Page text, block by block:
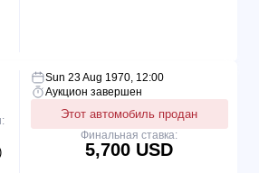
Sun 23 Aug 1970, 12:00
Аукцион завершен
Этот автомобиль продан
Финальная ставка:
5,700 USD